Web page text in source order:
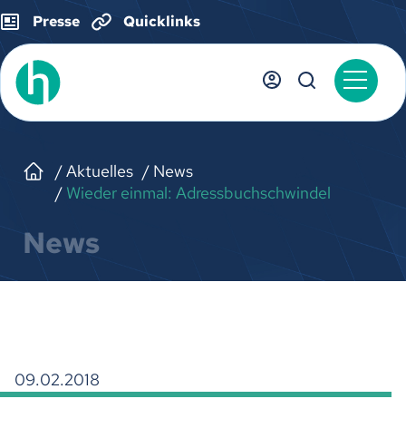
Presse Quicklinks
Aktuelles
News
Wieder einmal: Adressbuchschwindel
News
09.02.2018